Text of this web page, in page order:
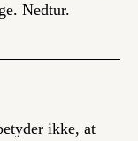
Nedtur.
ikke, at